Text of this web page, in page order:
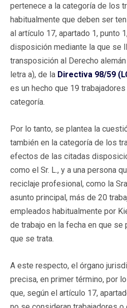
pertenece a la categoría de los
habitualmente que deben ser
al artículo 17, apartado 1, punto
disposición mediante la que se
transposición al Derecho
letra a), de la Directiva 98/59
es un hecho que 19
categoría.
Por lo tanto, se plantea la
también en la categoría de los
efectos de las citadas
como el Sr. L., y a una persona
reciclaje profesional, como la
asunto principal, más de 20
empleados habitualmente por
de trabajo en la fecha en que
que se trata.
A este respecto, el órgano
precisa, en primer término, por
que, según el artículo 17,